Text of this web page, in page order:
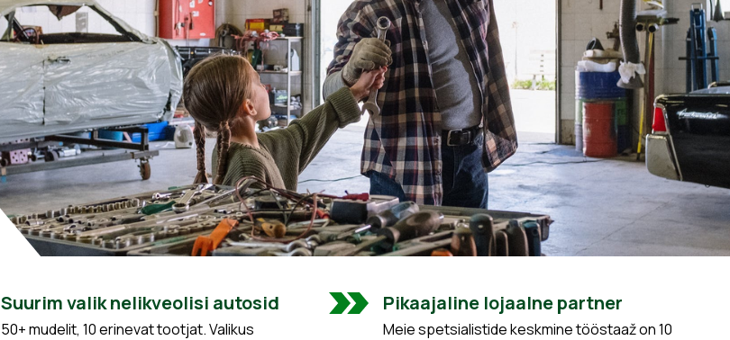
Suurim valik nelikveolisi autosid
50+ mudelit, 10 erinevat tootjat. Valikus
Pikaajaline lojaalne partner
Meie spetsialistide keskmine tööstaaž on 10